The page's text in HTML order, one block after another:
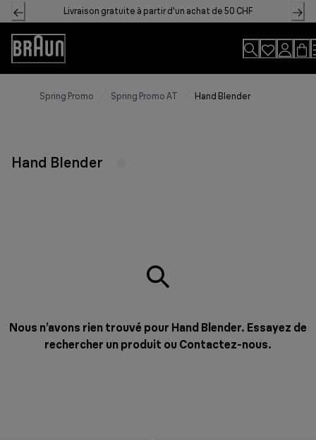
Skip
to
Content
Livraison gratuite à partir d'un achat de 50 CHF
Accessibility
Statement
Spring Promo Spring Promo AT Hand Blender
Hand Blender
Nous n’avons rien trouvé pour Hand Blender. Essayez de
rechercher un produit ou Contactez-nous.